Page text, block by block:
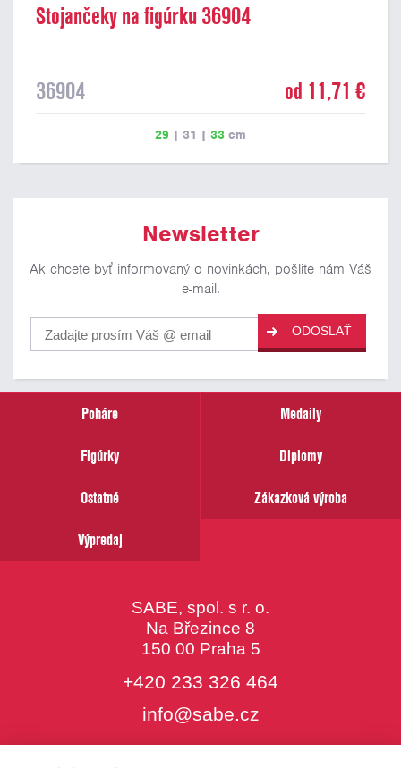
Stojančeky na figúrku 36904
36904 od 11,71 €
29 | 31 | 33 cm
Newsletter
Ak chcete byť informovaný o novinkách, pošlite nám Váš
e-mail.
ODOSLAŤ
Poháre
Medaily
Figúrky
Diplomy
Ostatné
Zákazková výroba
Výpredaj
SABE, spol. s r. o.
Na Březince 8
150 00 Praha 5
+420 233 326 464
info@sabe.cz